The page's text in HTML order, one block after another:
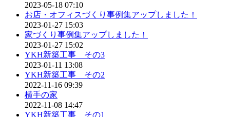
2023-05-18 07:10
お店・オフィスづくり事例集アップしました！
2023-01-27 15:03
家づくり事例集アップしました！
2023-01-27 15:02
YKH新築工事 その3
2023-01-11 13:08
YKH新築工事 その2
2022-11-16 09:39
横手の家
2022-11-08 14:47
YKH新築工事 その1